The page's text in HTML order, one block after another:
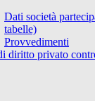
Dati società
tabelle)
Provvedimenti
diritto privato